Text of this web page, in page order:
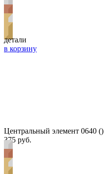
детали
в корзину
Центральный элемент 0640 ()
375 руб.